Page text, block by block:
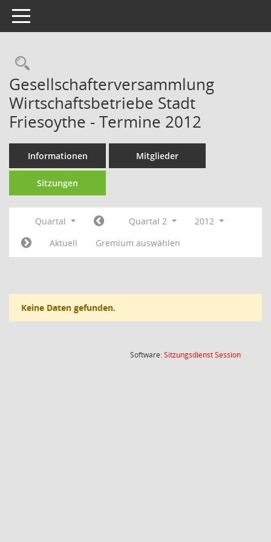
Toggle navigation
Rechercheauswahl
Gesellschafterversammlung
Wirtschaftsbetriebe Stadt
Friesoythe - Termine 2012
Informationen Mitglieder
Sitzungen
Quartal Quartal 2
2012
Aktuell
Gremium auswählen
Keine Daten gefunden.
Software:SitzungsdienstSession(Wird in